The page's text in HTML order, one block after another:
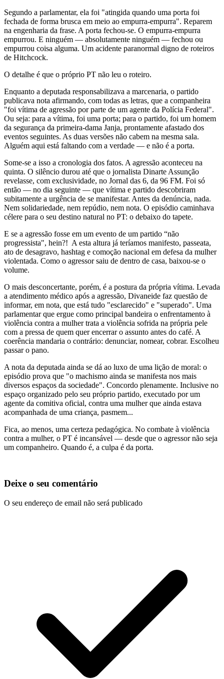
Segundo a parlamentar, ela foi "atingida quando uma porta foi
fechada de forma brusca em meio ao empurra-empurra". Reparem
na engenharia da frase. A porta fechou-se. O empurra-empurra
empurrou. E ninguém — absolutamente ninguém — fechou ou
empurrou coisa alguma. Um acidente paranormal digno de roteiros
de Hitchcock.
O detalhe é que o próprio PT não leu o roteiro.
Enquanto a deputada responsabilizava a marcenaria, o partido
publicava nota afirmando, com todas as letras, que a companheira
"foi vítima de agressão por parte de um agente da Polícia Federal".
Ou seja: para a vítima, foi uma porta; para o partido, foi um homem
da segurança da primeira-dama Janja, prontamente afastado dos
eventos seguintes. As duas versões não cabem na mesma sala.
Alguém aqui está faltando com a verdade — e não é a porta.
Some-se a isso a cronologia dos fatos. A agressão aconteceu na
quinta. O silêncio durou até que o jornalista Dinarte Assunção
revelasse, com exclusividade, no Jornal das 6, da 96 FM. Foi só
então — no dia seguinte — que vítima e partido descobriram
subitamente a urgência de se manifestar. Antes da denúncia, nada.
Nem solidariedade, nem repúdio, nem nota. O episódio caminhava
célere para o seu destino natural no PT: o debaixo do tapete.
E se a agressão fosse em um evento de um partido “não
progressista", hein?! A esta altura já teríamos manifesto, passeata,
ato de desagravo, hashtag e comoção nacional em defesa da mulher
violentada. Como o agressor saiu de dentro de casa, baixou-se o
volume.
O mais desconcertante, porém, é a postura da própria vítima. Levada
a atendimento médico após a agressão, Divaneide faz questão de
informar, em nota, que está tudo "esclarecido" e "superado". Uma
parlamentar que ergue como principal bandeira o enfrentamento à
violência contra a mulher trata a violência sofrida na própria pele
com a pressa de quem quer encerrar o assunto antes do café. A
coerência mandaria o contrário: denunciar, nomear, cobrar. Escolheu
passar o pano.
A nota da deputada ainda se dá ao luxo de uma lição de moral: o
episódio prova que "o machismo ainda se manifesta nos mais
diversos espaços da sociedade". Concordo plenamente. Inclusive no
espaço organizado pelo seu próprio partido, executado por um
agente da comitiva oficial, contra uma mulher que ainda estava
acompanhada de uma criança, pasmem...
Fica, ao menos, uma certeza pedagógica. No combate à violência
contra a mulher, o PT é incansável — desde que o agressor não seja
um companheiro. Quando é, a culpa é da porta.
Deixe o seu comentário
O seu endereço de email não será publicado